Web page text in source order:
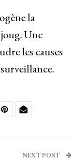
la
Une
les causes
NEXT POST